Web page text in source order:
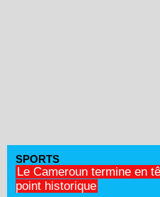
SPORTS
Le Cameroun termine en
point historique